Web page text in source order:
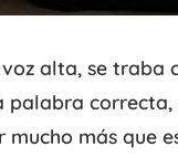
alta, se traba
palabra
más que